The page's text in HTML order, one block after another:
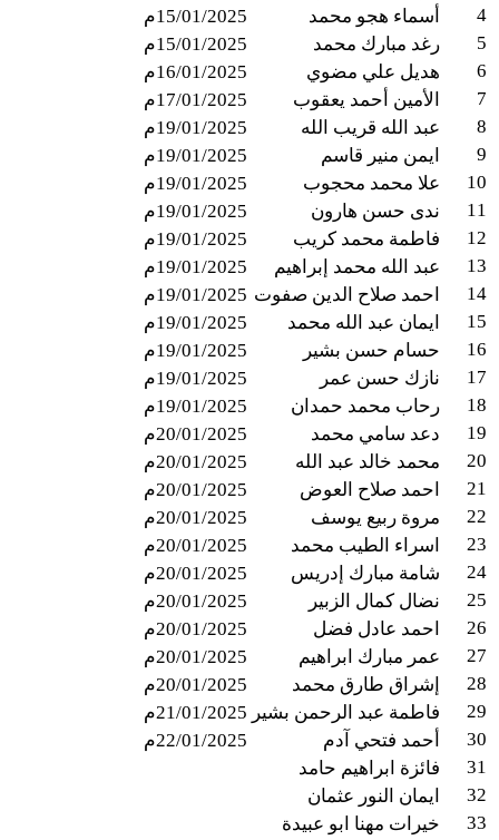
4
أسماء هجو محمد
15/01/2025م
5
رغد مبارك محمد
15/01/2025م
6
هديل علي مضوي
16/01/2025م
7
الأمين أحمد يعقوب
17/01/2025م
8
عبد الله قريب الله
19/01/2025م
9
ايمن منير قاسم
19/01/2025م
10
علا محمد محجوب
19/01/2025م
11
ندى حسن هارون
19/01/2025م
12
فاطمة محمد كريب
19/01/2025م
13
عبد الله محمد إبراهيم
19/01/2025م
14
احمد صلاح الدين صفوت 19/01/2025م
15
ايمان عبد الله محمد
19/01/2025م
16
حسام حسن بشير
19/01/2025م
17
نازك حسن عمر
19/01/2025م
18
رحاب محمد حمدان
19/01/2025م
19
دعد سامي محمد
20/01/2025م
20
محمد خالد عبد الله
20/01/2025م
21
احمد صلاح العوض
20/01/2025م
22
مروة ربيع يوسف
20/01/2025م
23
اسراء الطيب محمد
20/01/2025م
24
شامة مبارك إدريس
20/01/2025م
25
نضال كمال الزبير
20/01/2025م
26
احمد عادل فضل
20/01/2025م
27
عمر مبارك ابراهيم
20/01/2025م
28
إشراق طارق محمد
20/01/2025م
29
فاطمة عبد الرحمن بشير 21/01/2025م
30
أحمد فتحي آدم
22/01/2025م
31
فائزة ابراهيم حامد
32
ايمان النور عثمان
33
خيرات مهنا ابو عبيدة